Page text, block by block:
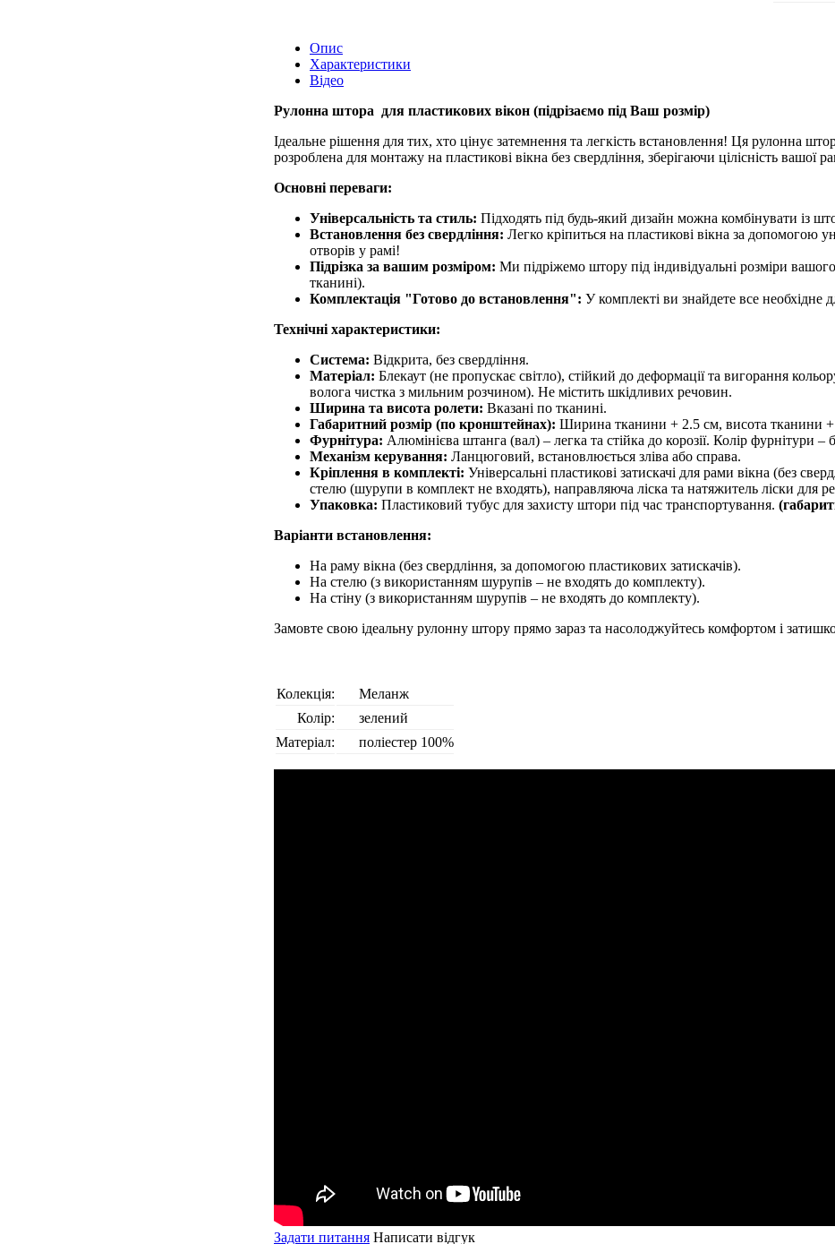
Опис
Характеристики
Відео
Рулонна штора для пластикових вікон (підрізаємо під Ваш розмір)
Ідеальне рішення для тих, хто цінує затемнення та легкість встановлення! Ця рулонна
розроблена для монтажу на пластикові вікна без свердління, зберігаючи цілісність вашої
Основні переваги:
Універсальність та стиль: Підходять під будь-який дизайн можна комбінувати із
Встановлення без свердління: Легко кріпиться на пластикові вікна за допомогою
отворів у рамі!
Підрізка за вашим розміром: Ми підріжемо штору під індивідуальні розміри
тканині).
Комплектація "Готово до встановлення": У комплекті ви знайдете все необхідне
Технічні характеристики:
Система: Відкрита, без свердління.
Матеріал: Блекаут (не пропускає світло), стійкий до деформації та вигорання
волога чистка з мильним розчином). Не містить шкідливих речовин.
Ширина та висота ролети: Вказані по тканині.
Габаритний розмір (по кронштейнах): Ширина тканини + 2.5 см, висота тканини
Фурнітура: Алюмінієва штанга (вал) – легка та стійка до корозії. Колір фурнітури –
Механізм керування: Ланцюговий, встановлюється зліва або справа.
Кріплення в комплекті: Універсальні пластикові затискачі для рами вікна (без
стелю (шурупи в комплект не входять), направляюча ліска та натяжитель ліски для
Упаковка: Пластиковий тубус для захисту штори під час транспортування.
Варіанти встановлення:
На раму вікна (без свердління, за допомогою пластикових затискачів).
На стелю (з використанням шурупів – не входять до комплекту).
На стіну (з використанням шурупів – не входять до комплекту).
Замовте свою ідеальну рулонну штору прямо зараз та насолоджуйтесь комфортом і
Колекція:
Меланж
Колір:
зелений
Матеріал:
поліестер 100%
Задати питання Написати відгук